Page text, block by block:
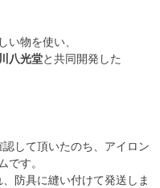
い物を使い、
八光堂と共同開発した
して頂いたのち、アイロン
です。
防具に縫い付けて発送しま